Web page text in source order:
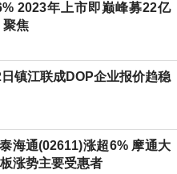
2023年上市即巅峰募22亿
聚焦
镇江联成DOP企业报价趋稳
海通(02611)涨超6% 摩通大
涨势主要受惠者